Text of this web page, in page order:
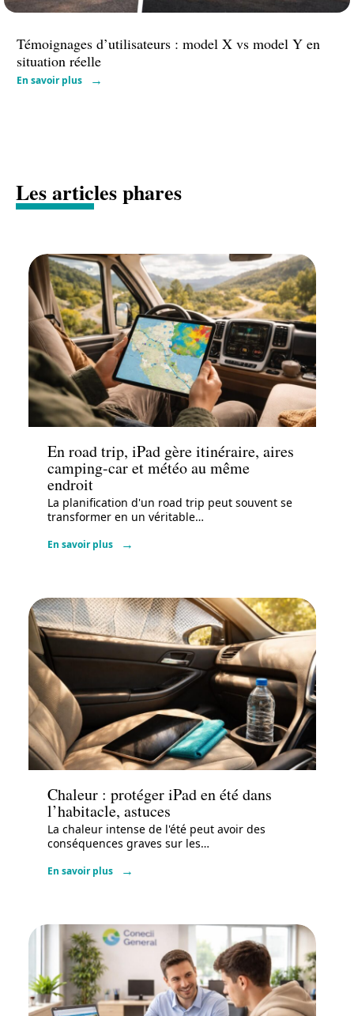
Témoignages d’utilisateurs : model X vs model Y en
situation réelle
En savoir plus
Les articles phares
Actu
En road trip, iPad gère itinéraire, aires
camping-car et météo au même
endroit
La planification d'un road trip peut souvent se
transformer en un véritable…
En savoir plus
Actu
Chaleur : protéger iPad en été dans
l’habitacle, astuces
La chaleur intense de l'été peut avoir des
conséquences graves sur les…
En savoir plus